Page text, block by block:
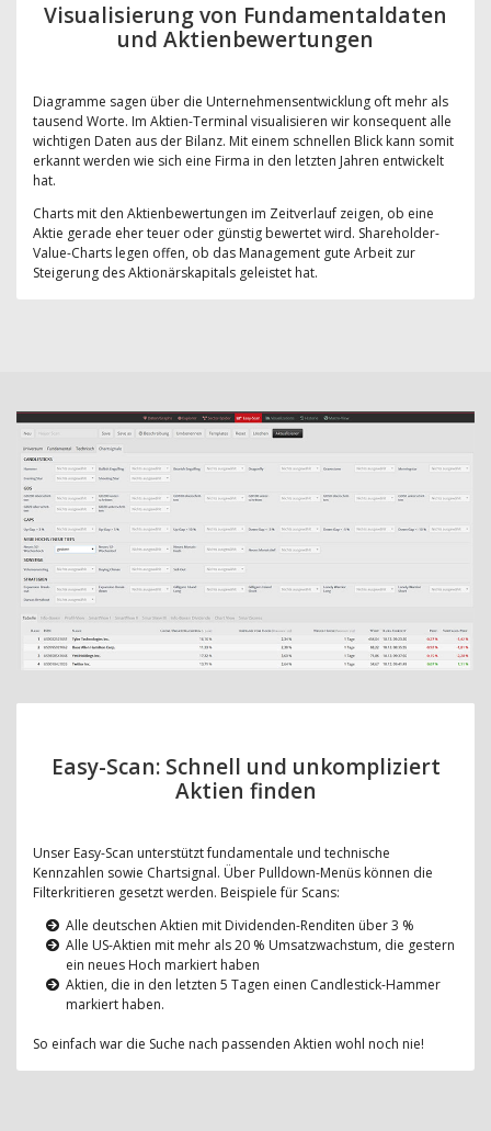
Visualisierung von Fundamentaldaten
und Aktienbewertungen
Diagramme sagen über die Unternehmensentwicklung oft mehr als
tausend Worte. Im Aktien-Terminal visualisieren wir konsequent alle
wichtigen Daten aus der Bilanz. Mit einem schnellen Blick kann somit
erkannt werden wie sich eine Firma in den letzten Jahren entwickelt
hat.
Charts mit den Aktienbewertungen im Zeitverlauf zeigen, ob eine
Aktie gerade eher teuer oder günstig bewertet wird. Shareholder-
Value-Charts legen offen, ob das Management gute Arbeit zur
Steigerung des Aktionärskapitals geleistet hat.
Easy-Scan: Schnell und unkompliziert
Aktien finden
Unser Easy-Scan unterstützt fundamentale und technische
Kennzahlen sowie Chartsignal. Über Pulldown-Menüs können die
Filterkritieren gesetzt werden. Beispiele für Scans:
Alle deutschen Aktien mit Dividenden-Renditen über 3 %
Alle US-Aktien mit mehr als 20 % Umsatzwachstum, die gestern
ein neues Hoch markiert haben
Aktien, die in den letzten 5 Tagen einen Candlestick-Hammer
markiert haben.
So einfach war die Suche nach passenden Aktien wohl noch nie!